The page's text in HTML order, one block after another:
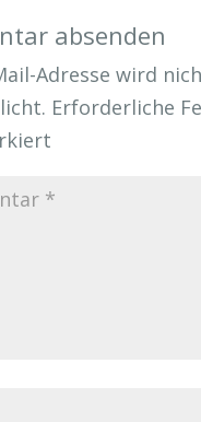
absenden
Adresse wird
Erforderliche